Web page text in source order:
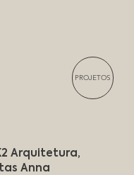
PROJETOS
Arquitetura,
Anna